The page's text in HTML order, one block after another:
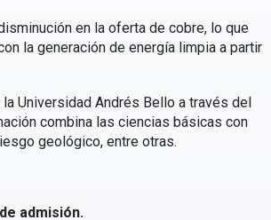
en la oferta de cobre, lo que
la generación de energía limpia a partir
Universidad Andrés Bello a través del
combina las ciencias básicas con
geológico, entre otras.
admisión.